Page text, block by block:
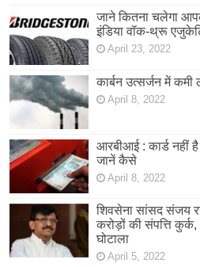
जाने कितना चलेगा
इंडिया वॉक-थ्रू
April 23, 2022
कार्बन उत्सर्जन में कमी
April 8, 2022
आरबीआई : कार्ड नहीं
जानें कैसे
April 8, 2022
शिवसेना सांसद संजय
करोड़ों की संपत्ति
घोटाला
April 5, 2022